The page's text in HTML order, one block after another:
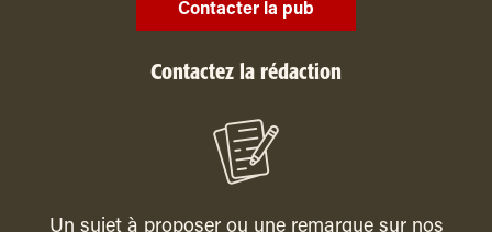
Contacter la pub
Contactez la rédaction
Un sujet à proposer ou une remarque sur nos